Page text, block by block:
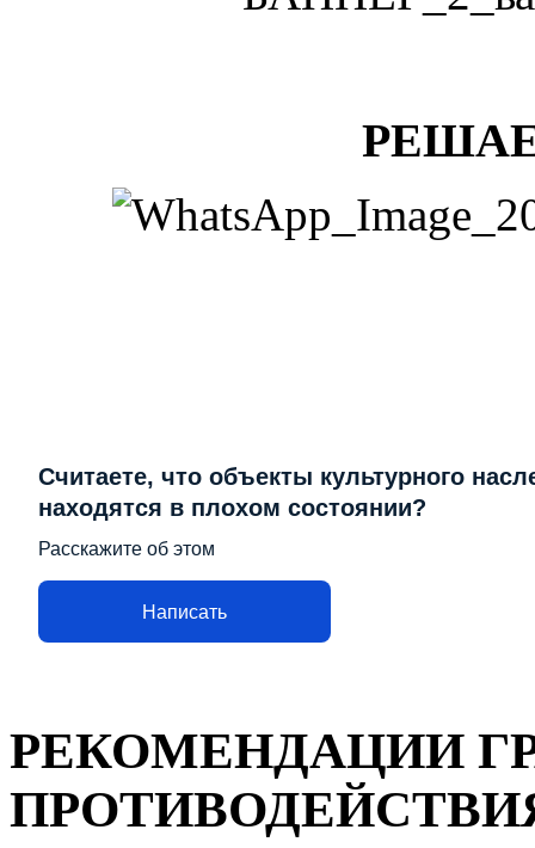
Считаете, что объекты культурного
находятся в плохом состоянии?
Расскажите об этом
Написать
РЕКОМЕНДАЦИИ